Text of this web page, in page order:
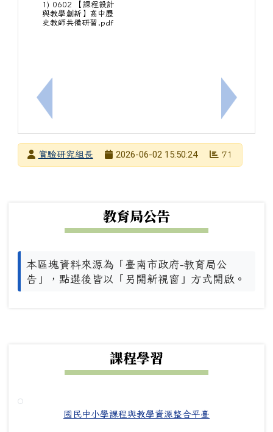
上一筆：[全民國防]114學年度第4次全民國防戶外參
1) 0602 【課程設計
與教學創新】高中歷
史教師共備研習.pdf
下一筆：
發布者實驗研究組長
2026-06-02 15:50:24 71
教育局公告
本區塊資料來源為「臺南市政府-教育局公
告」，點選後皆以「另開新視窗」方式開啟。
課程學習
國民中小學課程與教學資源整合平臺